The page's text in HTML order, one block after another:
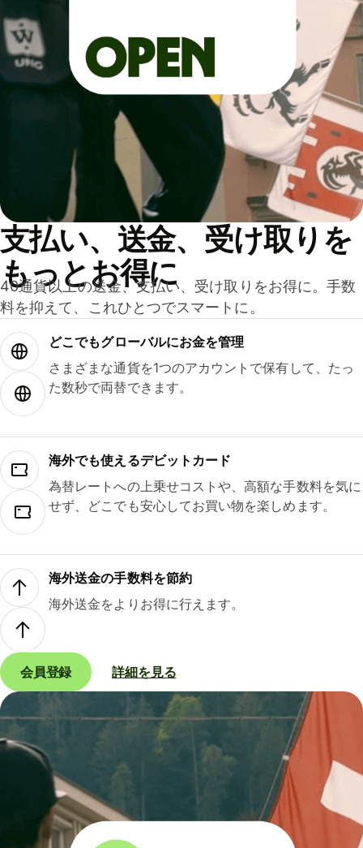
支払い、送金、受け取りを
もっとお得に
40通貨以上の送金、支払い、受け取りをお得に。手数
料を抑えて、これひとつでスマートに。
どこでもグ⁠ロ⁠ー⁠バ⁠ルにお金を管理
さまざまな通貨を1つのアカウントで保有して、たっ
た数秒で両替できます。
海外でも使えるデビットカード
為替レートへの上乗せコストや、高額な手数料を気に
せず、どこでも安心してお買い物を楽しめます。
海外送金の手数料を節約
海外送金をよりお得に行えます。
会員登録 詳細を見る